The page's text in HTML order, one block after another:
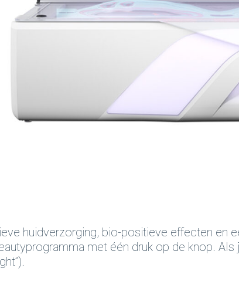
huidverzorging, bio-positieve effecten en
met één druk op de knop.